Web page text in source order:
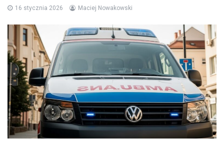
16 stycznia 2026 Maciej Nowakowski